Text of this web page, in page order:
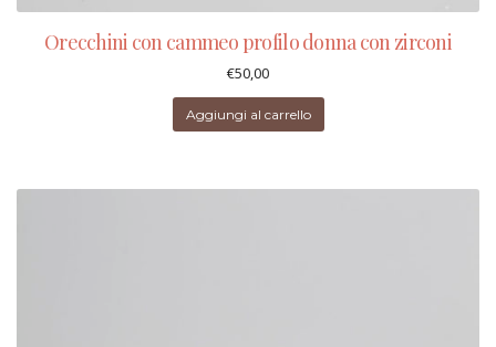
Orecchini con cammeo profilo donna con zirconi
€50,00
Aggiungi al carrello